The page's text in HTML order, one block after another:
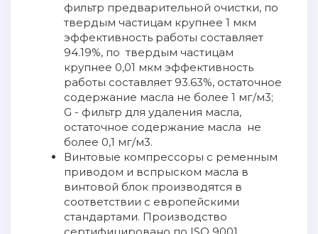
фильтр предварительной очистки, по
твердым частицам крупнее 1 мкм
эффективность работы составляет
94.19%, по твердым частицам
крупнее 0,01 мкм эффективность
работы составляет 93.63%, остаточное
содержание масла не более 1 мг/м3;
G - фильтр для удаления масла,
остаточное содержание масла не
более 0,1 мг/м3.
Винтовые компрессоры с ременным
приводом и вспрыском масла в
винтовой блок производятся в
соответствии с европейскими
стандартами. Производство